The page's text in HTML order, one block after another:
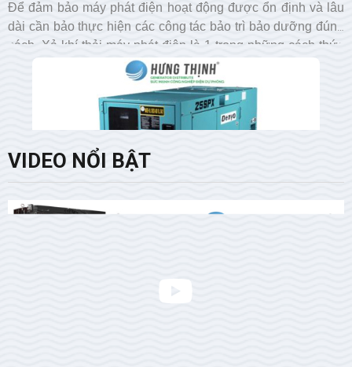
Để đảm bảo máy phát điện hoạt động được ổn định và lâu
dài cần bảo thực hiện các công tác bảo trì bảo dưỡng đúng
cách. Xả khí thải máy phát điện là 1 trong những cách thức
bảo trì bảo dưỡng hiệu quả. Hưng Thịnh bật mí cho bạn
cách xả khí thải máy phát điện đơn giản tại nhà trong bài
viết dưới đây nhé.
Máy phát điện 25kVA chắc chắn là sự lựa chọn hợp lý cho
gia đình hoặc các doanh nghiệp vừa và nhỏ khi xảy ra sự cố
VIDEO NỔI BẬT